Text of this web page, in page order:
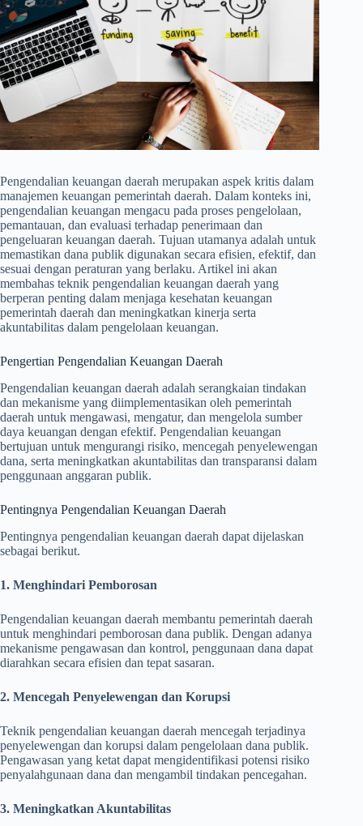
Pengendalian keuangan daerah merupakan aspek kritis dalam
manajemen keuangan pemerintah daerah. Dalam konteks ini,
pengendalian keuangan mengacu pada proses pengelolaan,
pemantauan, dan evaluasi terhadap penerimaan dan
pengeluaran keuangan daerah. Tujuan utamanya adalah untuk
memastikan dana publik digunakan secara efisien, efektif, dan
sesuai dengan peraturan yang berlaku. Artikel ini akan
membahas teknik pengendalian keuangan daerah yang
berperan penting dalam menjaga kesehatan keuangan
pemerintah daerah dan meningkatkan kinerja serta
akuntabilitas dalam pengelolaan keuangan.
Pengertian Pengendalian Keuangan Daerah
Pengendalian keuangan daerah adalah serangkaian tindakan
dan mekanisme yang diimplementasikan oleh pemerintah
daerah untuk mengawasi, mengatur, dan mengelola sumber
daya keuangan dengan efektif. Pengendalian keuangan
bertujuan untuk mengurangi risiko, mencegah penyelewengan
dana, serta meningkatkan akuntabilitas dan transparansi dalam
penggunaan anggaran publik.
Pentingnya Pengendalian Keuangan Daerah
Pentingnya pengendalian keuangan daerah dapat dijelaskan
sebagai berikut.
1. Menghindari Pemborosan
Pengendalian keuangan daerah membantu pemerintah daerah
untuk menghindari pemborosan dana publik. Dengan adanya
mekanisme pengawasan dan kontrol, penggunaan dana dapat
diarahkan secara efisien dan tepat sasaran.
2. Mencegah Penyelewengan dan Korupsi
Teknik pengendalian keuangan daerah mencegah terjadinya
penyelewengan dan korupsi dalam pengelolaan dana publik.
Pengawasan yang ketat dapat mengidentifikasi potensi risiko
penyalahgunaan dana dan mengambil tindakan pencegahan.
3. Meningkatkan Akuntabilitas